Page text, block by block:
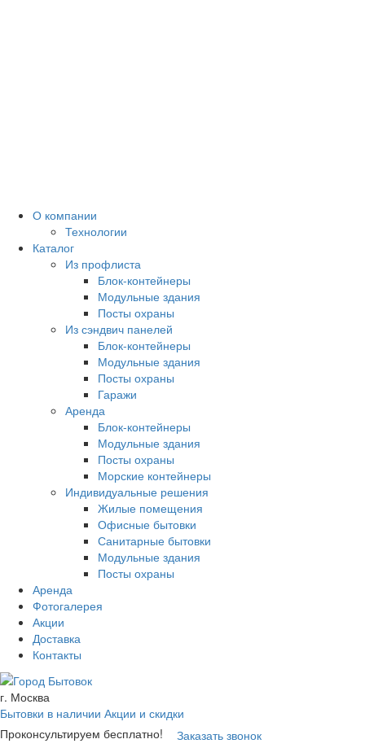
О компании
Технологии
Каталог
Из профлиста
Блок-контейнеры
Модульные здания
Посты охраны
Из сэндвич панелей
Блок-контейнеры
Модульные здания
Посты охраны
Гаражи
Аренда
Блок-контейнеры
Модульные здания
Посты охраны
Морские контейнеры
Индивидуальные решения
Жилые помещения
Офисные бытовки
Санитарные бытовки
Модульные здания
Посты охраны
Аренда
Фотогалерея
Акции
Доставка
Контакты
г. Москва
Бытовки в наличии Акции и скидки
Проконсультируем бесплатно!
Заказать звонок